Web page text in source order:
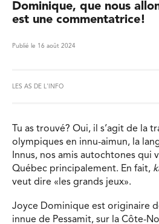
Dominique, que nous
est une commentatrice!
Publié le 16 août 2024
LES AS DE L'INFO
Tu as trouvé? Oui, il s’agit de la
olympiques en innu-aimun, la
Innus, nos amis autochtones qui
Québec principalement. En fait,
veut dire «les grands jeux».
Joyce Dominique est originaire
innue de Pessamit, sur la Côte-